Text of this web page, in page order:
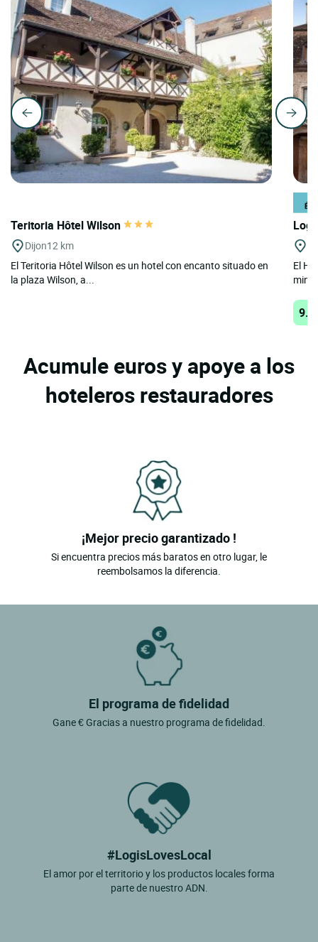
Teritoria Hôtel Wilson
Dijon12 km
El Teritoria Hôtel Wilson es un hotel con encanto situado en
la plaza Wilson, a...
El
Acumule euros y apoye a los
hoteleros restauradores
¡Mejor precio garantizado !
Si encuentra precios más baratos en otro lugar, le
reembolsamos la diferencia.
El programa de fidelidad
Gane € Gracias a nuestro programa de fidelidad.
#LogisLovesLocal
El amor por el territorio y los productos locales forma
parte de nuestro ADN.